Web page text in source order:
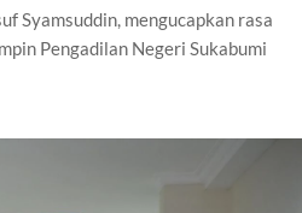
Syamsuddin, mengucapkan rasa
Pengadilan Negeri Sukabumi